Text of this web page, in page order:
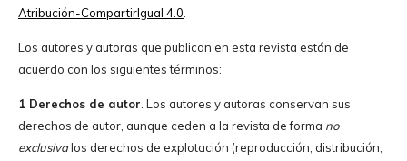
Atribución-CompartirIgual 4.0.
Los autores y autoras que publican en esta revista están de
acuerdo con los siguientes términos:
1 Derechos de autor. Los autores y autoras conservan sus
derechos de autor, aunque ceden a la revista de forma no
exclusivalos derechos de explotación (reproducción, distribución,